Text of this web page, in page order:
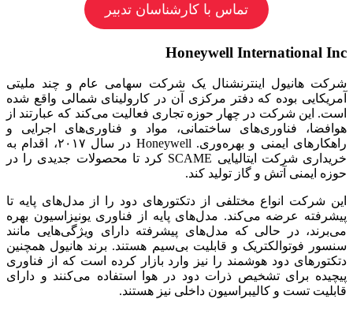
تماس با کارشناسان تدبیر
Honeywell International Inc
شرکت هانیول اینترنشنال یک شرکت سهامی عام و چند ملیتی
آمریکایی بوده که دفتر مرکزی آن در کارولینای شمالی واقع شده
است. این شرکت در چهار حوزه تجاری فعالیت می‌کند که عبارتند از
هوافضا، فناوری‌های ساختمانی، مواد و فناوری‌های اجرایی و
راهکارهای ایمنی و بهره‌وری. Honeywell در سال ۲۰۱۷، اقدام به
خریداری شرکت ایتالیایی SCAME کرد تا محصولات جدیدی را در
حوزه ایمنی آتش و گاز تولید کند.
این شرکت انواع مختلفی از دتکتورهای دود را از مدل‌های پایه تا
پیشرفته عرضه می‌کند. مدل‌های پایه از فناوری یونیزاسیون بهره
می‌برند، در حالی که مدل‌های پیشرفته دارای ویژگی‌هایی مانند
سنسور فوتوالکتریک و قابلیت بی‌سیم هستند. برند هانیول همچنین
دتکتورهای دود هوشمند را نیز وارد بازار کرده است که از فناوری
پیچیده برای تشخیص ذرات دود در هوا استفاده می‌کنند و دارای
قابلیت تست و کالیبراسیون داخلی نیز هستند.